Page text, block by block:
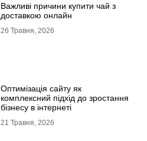
Важливі причини купити чай з
доставкою онлайн
26 Травня, 2026
Оптимізація сайту як
комплексний підхід до зростання
бізнесу в інтернеті
21 Травня, 2026